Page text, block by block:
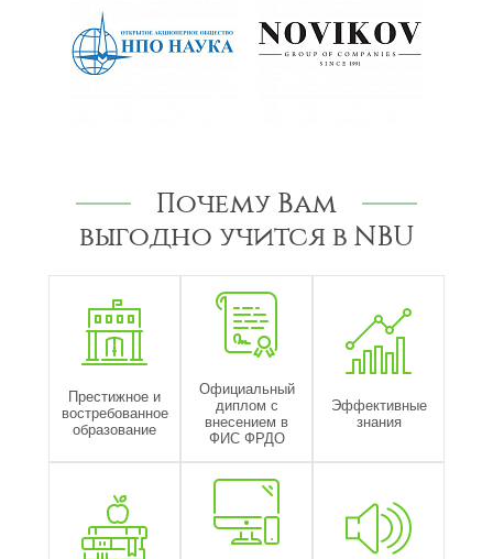
Почему Вам
выгодно учится в NBU
Престижное и
востребованное
образование
Официальный
диплом с
внесением в
ФИС ФРДО
Эффективные
знания